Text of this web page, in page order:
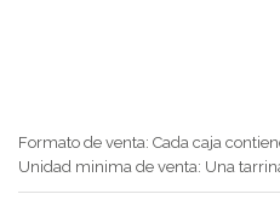
Formato de venta: Cada caja
Unidad minima de venta: Una